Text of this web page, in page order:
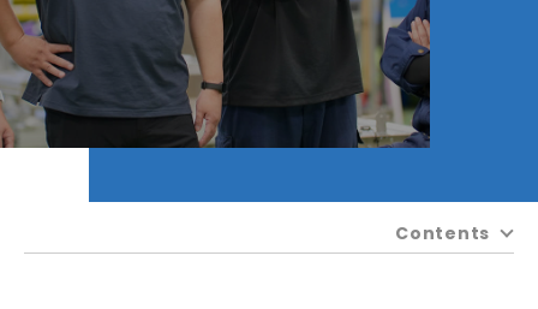
Contents